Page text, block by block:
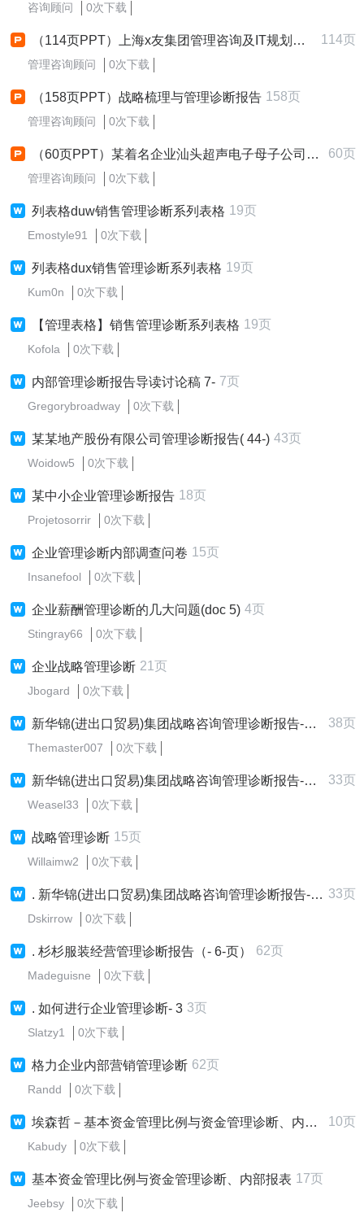
咨询顾问 0次下载
（114页PPT）上海x友集团管理咨询及IT规划项目第一期报告管理诊断分析咨询报告 114页
管理咨询顾问 0次下载
（158页PPT）战略梳理与管理诊断报告 158页
管理咨询顾问 0次下载
（60页PPT）某着名企业汕头超声电子母子公司管理诊断报告 60页
管理咨询顾问 0次下载
列表格duw销售管理诊断系列表格 19页
Emostyle91 0次下载
列表格dux销售管理诊断系列表格 19页
Kum0n 0次下载
【管理表格】销售管理诊断系列表格 19页
Kofola 0次下载
内部管理诊断报告导读讨论稿 7- 7页
Gregorybroadway 0次下载
某某地产股份有限公司管理诊断报告( 44-) 43页
Woidow5 0次下载
某中小企业管理诊断报告 18页
Projetosorrir 0次下载
企业管理诊断内部调查问卷 15页
Insanefool 0次下载
企业薪酬管理诊断的几大问题(doc 5) 4页
Stingray66 0次下载
企业战略管理诊断 21页
Jbogard 0次下载
新华锦(进出口贸易)集团战略咨询管理诊断报告-招聘培训制度 38页
Themaster007 0次下载
新华锦(进出口贸易)集团战略咨询管理诊断报告-薪酬管理制度 33页
Weasel33 0次下载
战略管理诊断 15页
Willaimw2 0次下载
. 新华锦(进出口贸易)集团战略咨询管理诊断报告-薪酬管理制度 33页
Dskirrow 0次下载
. 杉杉服装经营管理诊断报告（- 6-页） 62页
Madeguisne 0次下载
. 如何进行企业管理诊断- 3 3页
Slatzy1 0次下载
格力企业内部营销管理诊断 62页
Randd 0次下载
埃森哲－基本资金管理比例与资金管理诊断、内部报表 10页
Kabudy 0次下载
基本资金管理比例与资金管理诊断、内部报表 17页
Jeebsy 0次下载